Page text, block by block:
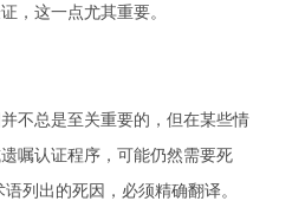
，这一点尤其重要。
不总是至关重要的，但在某些情
嘱认证程序，可能仍然需要死
列出的死因，必须精确翻译。